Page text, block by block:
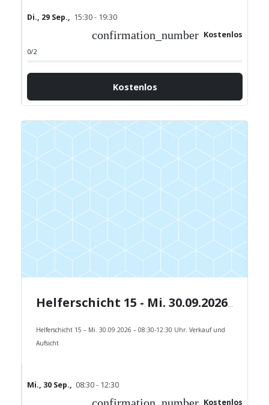
Di., 29 Sep., 15:30 - 19:30
confirmation_number Kostenlos
0/2
Kostenlos
Helferschicht 15 - Mi. 30.09.2026 - 08:30-12:30 Uhr.
Helferschicht 15 – Mi. 30.09.2026 – 08:30-12:30 Uhr. Verkauf und
Aufsicht
Mi., 30 Sep., 08:30 - 12:30
Kostenlos